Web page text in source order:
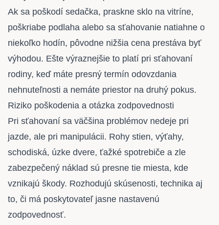
Ak sa poškodí sedačka, praskne sklo na vitríne,
poškriabe podlaha alebo sa sťahovanie natiahne o
niekoľko hodín, pôvodne nižšia cena prestáva byť
výhodou. Ešte výraznejšie to platí pri sťahovaní
rodiny, keď máte presný termín odovzdania
nehnuteľnosti a nemáte priestor na druhý pokus.
Riziko poškodenia a otázka zodpovednosti
Pri sťahovaní sa väčšina problémov nedeje pri
jazde, ale pri manipulácii. Rohy stien, výťahy,
schodiská, úzke dvere, ťažké spotrebiče a zle
zabezpečený náklad sú presne tie miesta, kde
vznikajú škody. Rozhodujú skúsenosti, technika aj
to, či má poskytovateľ jasne nastavenú
zodpovednosť.